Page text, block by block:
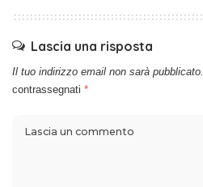
Lascia una risposta
Il tuo indirizzo email non sarà pubblicato.
contrassegnati *